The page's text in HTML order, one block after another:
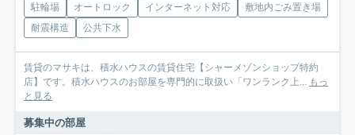
駐輪場 オートロック インターネット対応
敷地内ごみ置き場
耐震構造
公共下水
賃貸のマサキは、積水ハウスの賃貸住宅【シャーメゾンショップ特約
店】です。積水ハウスのお部屋を専門的に取扱い「ワンランク上...
もっ
と見る
募集中の部屋